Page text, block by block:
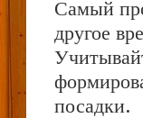
Самый
другое
посадки.